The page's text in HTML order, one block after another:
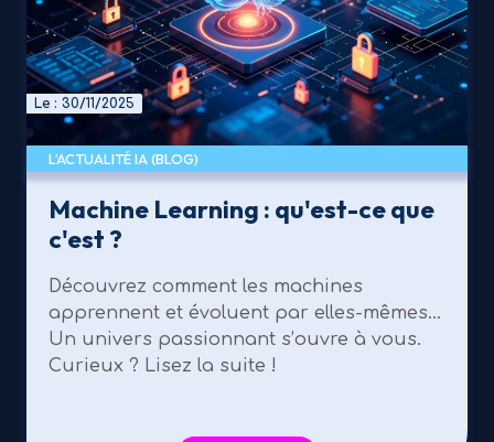
Le : 30/11/2025
L’ACTUALITÉ IA (BLOG)
Machine Learning : qu'est-ce que
c'est ?
Découvrez comment les machines
apprennent et évoluent par elles-mêmes…
Un univers passionnant s’ouvre à vous.
Curieux ? Lisez la suite !